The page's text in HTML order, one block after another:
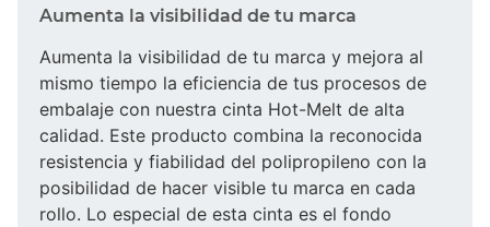
Aumenta la visibilidad de tu marca
Aumenta la visibilidad de tu marca y mejora al
mismo tiempo la eficiencia de tus procesos de
embalaje con nuestra cinta Hot-Melt de alta
calidad. Este producto combina la reconocida
resistencia y fiabilidad del polipropileno con la
posibilidad de hacer visible tu marca en cada
rollo. Lo especial de esta cinta es el fondo